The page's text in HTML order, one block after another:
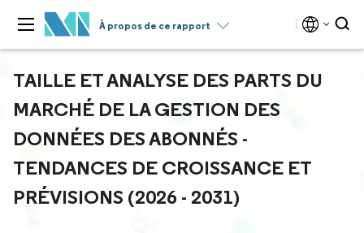
À propos de ce rapport
TAILLE ET ANALYSE DES PARTS DU
MARCHÉ DE LA GESTION DES
DONNÉES DES ABONNÉS -
TENDANCES DE CROISSANCE ET
PRÉVISIONS (2026 - 2031)